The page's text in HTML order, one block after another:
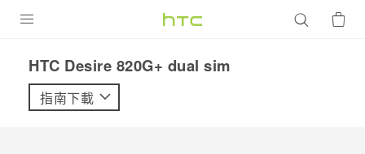
VIVE
HTC Desire 820G+ dual sim‎
指南下載